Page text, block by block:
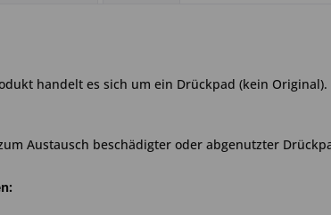
handelt es sich um ein Drückpad (kein Original).
Austausch beschädigter oder abgenutzter